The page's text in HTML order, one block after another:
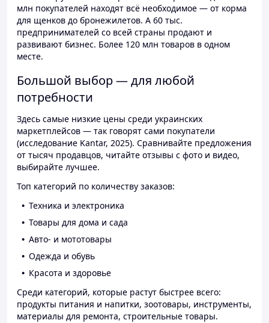
млн покупателей находят всё необходимое — от корма
для щенков до бронежилетов. А 60 тыс.
предпринимателей со всей страны продают и
развивают бизнес. Более 120 млн товаров в одном
месте.
Большой выбор — для любой
потребности
Здесь самые низкие цены среди украинских
маркетплейсов — так говорят сами покупатели
(исследование Kantar, 2025). Сравнивайте предложения
от тысяч продавцов, читайте отзывы с фото и видео,
выбирайте лучшее.
Топ категорий по количеству заказов:
Техника и электроника
Товары для дома и сада
Авто- и мототовары
Одежда и обувь
Красота и здоровье
Среди категорий, которые растут быстрее всего:
продукты питания и напитки, зоотовары, инструменты,
материалы для ремонта, строительные товары.